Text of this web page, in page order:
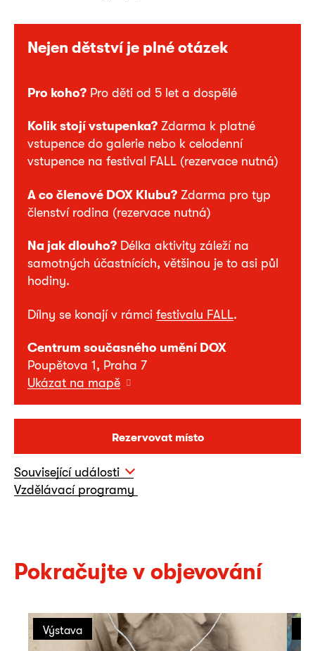
Nejen dětství je plné otázek
Pro koho? Pro děti od 5 let a dospělé
Kolik stojí vstupenka? Zdarma k platné
vstupence do galerie nebo k celodenní
vstupence na festival FALL (rezervace nutná)
A co členové DOX Klubu? Zdarma pro typ
členství rodina (rezervace nutná)
Na jak dlouho? Délka aktivity záleží na
samotných účastnících, většinou je to asi půl
hodiny.
Dílny se konají v rámci festivalu FALL.
Centrum současného umění DOX
Poupětova 1, Praha 7
Ukázat na mapě
Rezervovat místo
Související události
Vzdělávací programy
Pokračujte v objevování
Výstava